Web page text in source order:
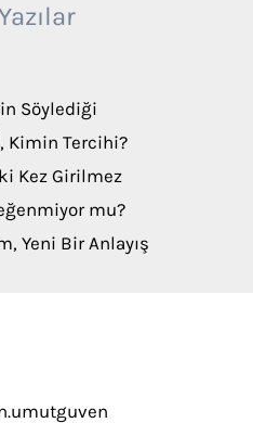
Söylediği
Kimin Tercihi?
Kez Girilmez
mu?
Yeni Bir Anlayış